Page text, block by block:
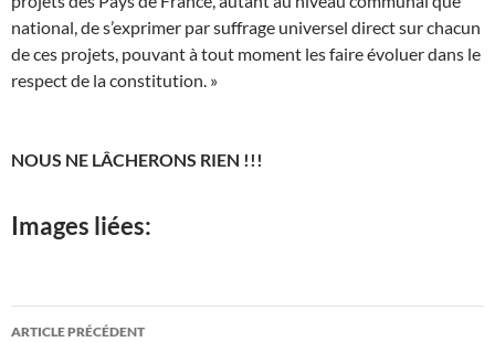
national, de s’exprimer par suffrage universel direct sur chacun
de ces projets, pouvant à tout moment les faire évoluer dans le
respect de la constitution. »
NOUS NE LÂCHERONS RIEN !!!
Images liées:
Navigation
ARTICLE PRÉCÉDENT